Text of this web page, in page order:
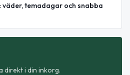
väder, temadagar och snabba
direkt i din inkorg.